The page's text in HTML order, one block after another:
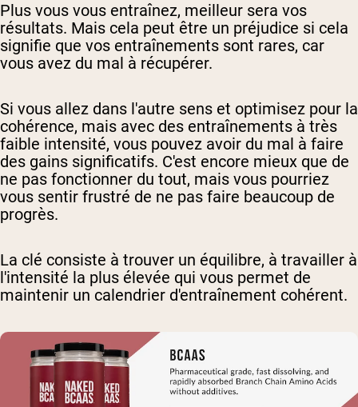
Plus vous vous entraînez, meilleur sera vos
résultats. Mais cela peut être un préjudice si cela
signifie que vos entraînements sont rares, car
vous avez du mal à récupérer.
Si vous allez dans l'autre sens et optimisez pour la
cohérence, mais avec des entraînements à très
faible intensité, vous pouvez avoir du mal à faire
des gains significatifs. C'est encore mieux que de
ne pas fonctionner du tout, mais vous pourriez
vous sentir frustré de ne pas faire beaucoup de
progrès.
La clé consiste à trouver un équilibre, à travailler à
l'intensité la plus élevée qui vous permet de
maintenir un calendrier d'entraînement cohérent.